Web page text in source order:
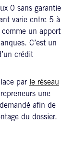
0 sans garantie
varie entre 5 à
un apport
C’est un
crédit
par le réseau
une
afin de
du dossier.